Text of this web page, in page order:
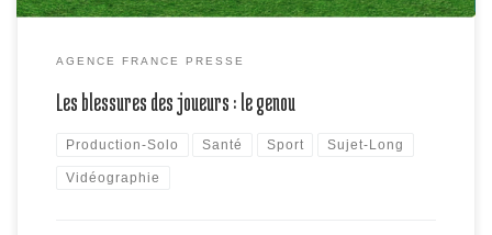
AGENCE FRANCE PRESSE
Les blessures des joueurs : le genou
Production-Solo Santé Sport Sujet-Long
Vidéographie